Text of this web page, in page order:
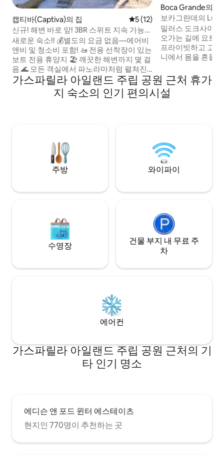
캡티바(Captiva)의 집 평점 5점(5점 만점), 후기 12
5 (12)
신규! 해변 바로 앞! 3BR 스위트 지속 가능한
숙소+부두
새로운 숙소!! 💰별도의 요금 없음—에어비
앤비 및 청소비 포함! 🚤 전용 선착장이 있는
보트 전용 휴양지 🏖️ 깨끗한 해변까지 몇 걸
음 🌊 모든 객실에서 파노라마처럼 펼쳐진
바다 전망 🛏️ 전용 퀸사이즈 침대 3개 🍽️ 프
리미엄 주방 + 그릴 ☀️ 테슬라 태양광 + 🚀
스타링크 와이파이 🛁 숨막히는 석양 전망
는 사람에게 완벽한 곳
Boca Grande의 저
보카그란데의
워치
밀러스 도크사이
오가는 길에 요트
프라이빗하고 고
니에서 몸을 흔들어보세요.
3개를 갖추고 있습
는 쇼핑과 외식을
시내에서 도보로
가스파릴라 아일랜드 주립 공원 근처 휴가
지 숙소의 인기 편의시설
주방 와이파이
수영장
건물 부지 내 무료 주
차
에어컨
가스파릴라 아일랜드 주립 공원 근처의 기
타 인기 명소
에디슨 앤 포드 윈터 에스테이츠
현지인 770명이 추천하는 곳